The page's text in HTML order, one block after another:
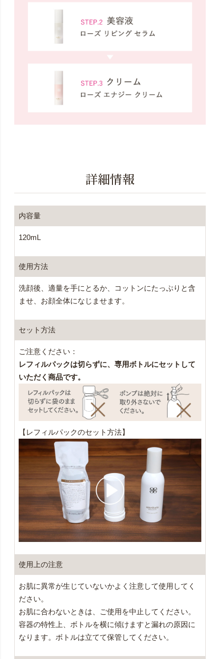
詳細情報
内容量
120mL
使用方法
洗顔後、適量を手にとるか、コットンにたっぷりと含
ませ、お顔全体になじませます。
セット方法
ご注意ください：
レフィルパックは切らずに、専用ボトルにセットして
いただく商品です。
【レフィルパックのセット方法】
使用上の注意
お肌に異常が生じていないかよく注意して使用してく
ださい。
お肌に合わないときは、ご使用を中止してください。
容器の特性上、ボトルを横に傾けますと漏れの原因に
なります。ボトルは立てて保管してください。